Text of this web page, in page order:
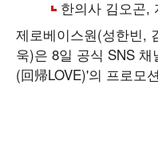
제로베이스원(성한빈,
욱)은 8일 공식 SNS
(回帰LOVE)'의 프로모